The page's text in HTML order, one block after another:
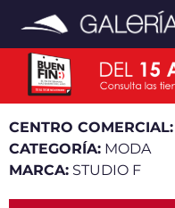
CENTRO COMERCIAL:
CATEGORÍA: MODA
MARCA: STUDIO F